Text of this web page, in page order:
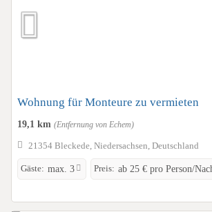
Wohnung für Monteure zu vermieten
19,1 km (Entfernung von Echem)
21354 Bleckede, Niedersachsen, Deutschland
Gäste: max. 3 Preis: ab 25 € pro Person/